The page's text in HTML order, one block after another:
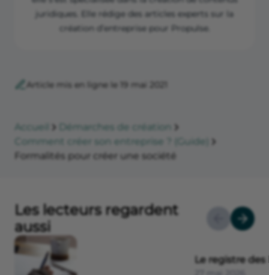
juridiques. Elle rédige des articles experts sur la
création d’entreprise pour Propulse.
Article mis en ligne le 19 mai 2021
Accueil
Démarches de création
Comment créer son entreprise ? (Guide)
Formalités pour créer une société
Les lecteurs regardent
aussi
Le registre